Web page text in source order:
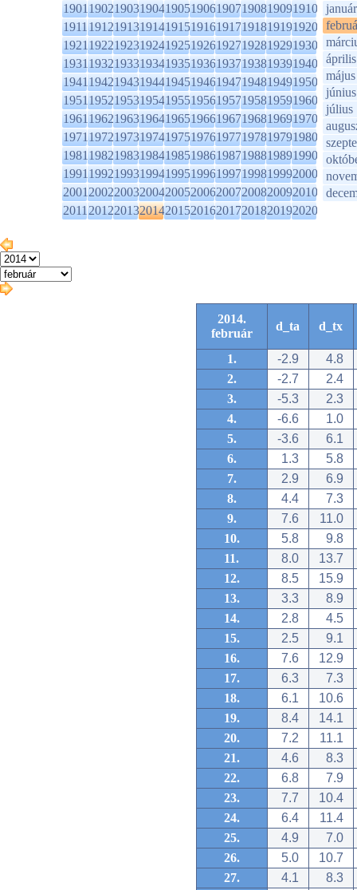
1901190219031904190519061907190819091910
1911191219131914191519161917191819191920
1921192219231924192519261927192819291930
1931193219331934193519361937193819391940
1941194219431944194519461947194819491950
1951195219531954195519561957195819591960
1961196219631964196519661967196819691970
1971197219731974197519761977197819791980
1981198219831984198519861987198819891990
1991199219931994199519961997199819992000
2001200220032004200520062007200820092010
2011201220132014201520162017201820192020
január
április
május
június
július
2014.
február
d_ta d_tx
1. -2.9
4.8
2.
-2.7
2.4
3.
-5.3
2.3
4.
-6.6
1.0
5.
-3.6
6.1
6.
1.3
5.8
7.
2.9
6.9
8.
4.4
7.3
9.
7.6
11.0
10.
5.8
9.8
11.
8.0
13.7
12.
8.5
15.9
13.
3.3
8.9
14.
2.8
4.5
15.
2.5
9.1
16.
7.6
12.9
17.
6.3
7.3
18.
6.1
10.6
19.
8.4
14.1
20.
7.2
11.1
21.
4.6
8.3
22.
6.8
7.9
23.
7.7
10.4
24.
6.4
11.4
25.
4.9
7.0
26.
5.0
10.7
27.
4.1
8.3